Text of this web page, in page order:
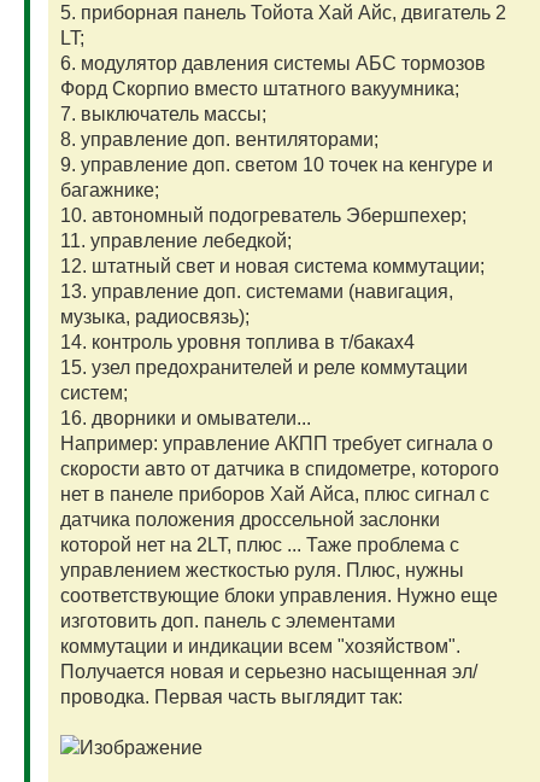
5. приборная панель Тойота Хай Айс, двигатель 2
LT;
6. модулятор давления системы АБС тормозов
Форд Скорпио вместо штатного вакуумника;
7. выключатель массы;
8. управление доп. вентиляторами;
9. управление доп. светом 10 точек на кенгуре и
багажнике;
10. автономный подогреватель Эбершпехер;
11. управление лебедкой;
12. штатный свет и новая система коммутации;
13. управление доп. системами (навигация,
музыка, радиосвязь);
14. контроль уровня топлива в т/баках4
15. узел предохранителей и реле коммутации
систем;
16. дворники и омыватели...
Например: управление АКПП требует сигнала о
скорости авто от датчика в спидометре, которого
нет в панеле приборов Хай Айса, плюс сигнал с
датчика положения дроссельной заслонки
которой нет на 2LT, плюс ... Таже проблема с
управлением жесткостью руля. Плюс, нужны
соответствующие блоки управления. Нужно еще
изготовить доп. панель с элементами
коммутации и индикации всем "хозяйством".
Получается новая и серьезно насыщенная эл/
проводка. Первая часть выглядит так: